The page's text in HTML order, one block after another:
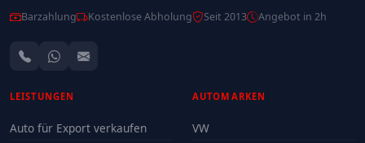
Barzahlung Kostenlose Abholung Seit 2013 Angebot in 2h
LEISTUNGEN
Auto für Export verkaufen
AUTOMARKEN
VW